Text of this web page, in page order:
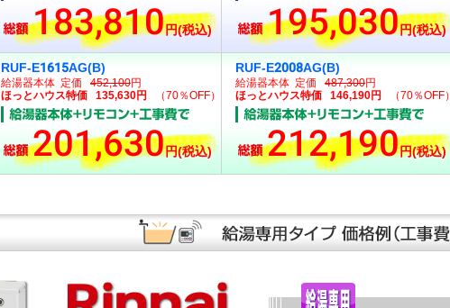
183,810円(税込) 195,030円(税込)
RUF-E1615AG(B)
給湯器本体 定価 452,100円
ほっとハウス特価 135,630円
（70％OFF）
201,630円(税込)
RUF-E2008AG(B)
給湯器本体 定価 487,300円
ほっとハウス特価 146,190円
（70％OFF）
212,190円(税込)